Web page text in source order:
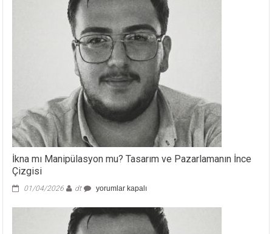
İkna mı Manipülasyon mu? Tasarım ve Pazarlamanın İnce
Çizgisi
01/04/2026 dt
İkna
Manipülasyon
mu?
yorumlar kapalı